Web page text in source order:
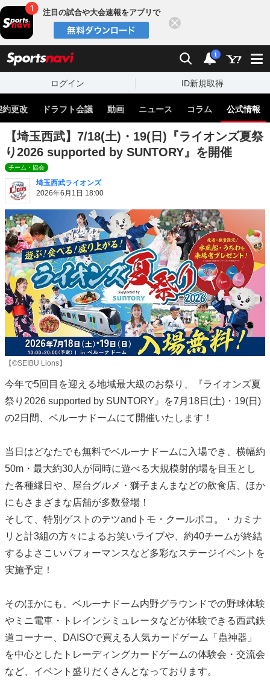
注目の試合や大会速報をアプリで
検索 通知
i
ログイン ID新規取得
約更改 ドラフト会議 動画 ニュース コラム 公式情報
【埼玉西武】7/18(土)・19(日)『ライオンズ夏祭
り2026 supported by SUNTORY』を開催
チーム・協会
埼玉西武ライオンズ
2026年6月1日 18:00
【©SEIBU Lions】
今年で5回目を迎える地域最大級のお祭り、『ライオンズ夏
祭り2026 supported by SUNTORY』を7月18日(土)・19(日)
の2日間、ベルーナドームにて開催いたします！
当日はどなたでも無料でベルーナドームに入場でき、横幅約
50m・最大約30人が同時に遊べる大規模射的場を目玉とし
た各種縁日や、屋台グルメ・獅子まんまなどの飲食店、ほか
にもさまざまな店舗が多数登場！
そして、特別ゲストのテツandトモ・クールポコ。・カミナ
リと計3組の方々によるお笑いライブや、約40チームが終結
するよさこいパフォーマンスなど多彩なステージイベントを
実施予定！
そのほかにも、ベルーナドーム内野グラウンドでの野球体験
やミニ電車・トレインシミュレータなどが体験できる西武鉄
道コーナー、DAISOで買える人気カードゲーム「蟲神器」
を中心としたトレーディングカードゲームの体験会・交流会
など、イベント盛りだくさんとなっております。